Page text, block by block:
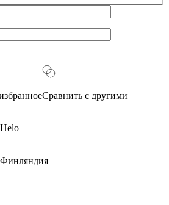
Сравнить с другими
Helo
Финляндия